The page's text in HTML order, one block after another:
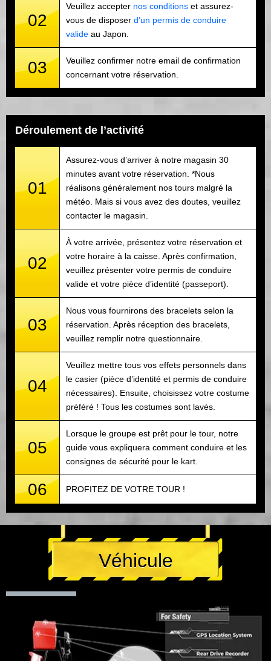
02
Veuillez accepter nos conditions et assurez-
vous de disposer d’un permis de conduire
valide au Japon.
03
Veuillez confirmer notre email de confirmation
concernant votre réservation.
Déroulement de l’activité
01
Assurez-vous d’arriver à notre magasin 30
minutes avant votre réservation. *Nous
réalisons généralement nos tours malgré la
météo. Mais si vous avez des doutes, veuillez
contacter le magasin.
02
À votre arrivée, présentez votre réservation et
votre horaire à la caisse. Après confirmation,
veuillez présenter votre permis de conduire
valide et votre pièce d’identité (passeport).
03
Nous vous fournirons des bracelets selon la
réservation. Après réception des bracelets,
veuillez remplir notre questionnaire.
04
Veuillez mettre tous vos effets personnels dans
le casier (pièce d’identité et permis de conduire
nécessaires). Ensuite, choisissez votre costume
préféré ! Tous les costumes sont lavés.
05
Lorsque le groupe est prêt pour le tour, notre
guide vous expliquera comment conduire et les
consignes de sécurité pour le kart.
06 PROFITEZ DE VOTRE TOUR !
Véhicule